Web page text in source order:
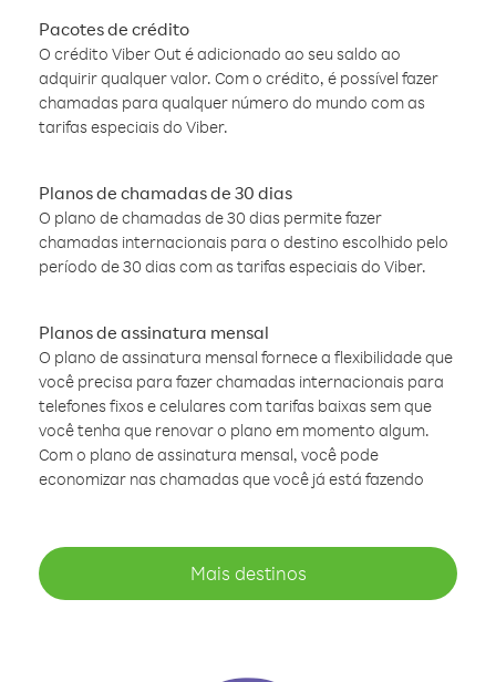
Pacotes de crédito
O crédito Viber Out é adicionado ao seu saldo ao
adquirir qualquer valor. Com o crédito, é possível fazer
chamadas para qualquer número do mundo com as
tarifas especiais do Viber.
Planos de chamadas de 30 dias
O plano de chamadas de 30 dias permite fazer
chamadas internacionais para o destino escolhido pelo
período de 30 dias com as tarifas especiais do Viber.
Planos de assinatura mensal
O plano de assinatura mensal fornece a flexibilidade que
você precisa para fazer chamadas internacionais para
telefones fixos e celulares com tarifas baixas sem que
você tenha que renovar o plano em momento algum.
Com o plano de assinatura mensal, você pode
economizar nas chamadas que você já está fazendo
Mais destinos